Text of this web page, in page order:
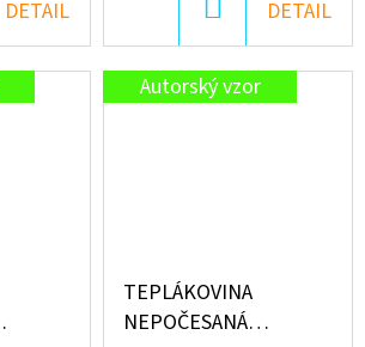
DETAIL
KOŠÍKU
DETAIL
Autorský vzor
TEPLÁKOVINA
NEPOČESANÁ